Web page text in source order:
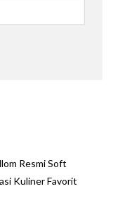
Resmi Soft
Kuliner Favorit